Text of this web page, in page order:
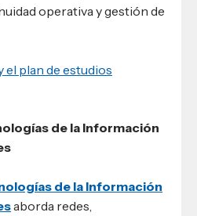
operativa y gestión de
el plan de estudios
de la Información
de la Información
aborda redes,